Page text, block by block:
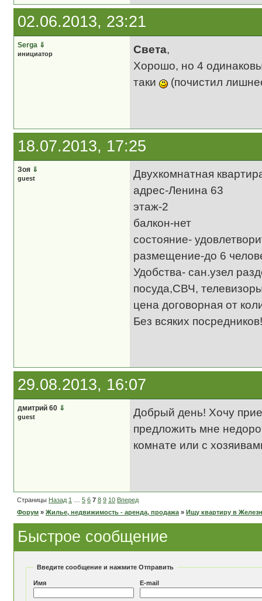
02.06.2013, 23:21
Serga ⇓
инициатор Света,
Хорошо, но 4
таки
(почистил
18.07.2013, 17:25
Зоя ⇓
guest
Двухкомнатная
адрес-Ленина 63
этаж-2
балкон-нет
состояние-
размещение-до 6
Удобства- сан.узел
посуда,СВЧ,
цена договорная от
Без всяких
29.08.2013, 16:07
дмитрий 60 ⇓
guest
Добрый день! Хочу
предложить мне
комнате или с
Страницы Назад 1 5 6 7 8 9 10 Вперед
Форум » Жилье, недвижимость - аренда, продажа » Ищу квартиру в
Быстрое сообщение
Введите сообщение и нажмите Отправить
Имя E-mail